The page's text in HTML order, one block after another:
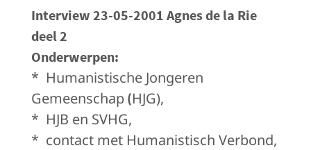
Interview 23-05-2001 Agnes de la Rie
deel 2
Onderwerpen:
* Humanistische Jongeren
Gemeenschap (HJG),
* HJB en SVHG,
* contact met Humanistisch Verbond,